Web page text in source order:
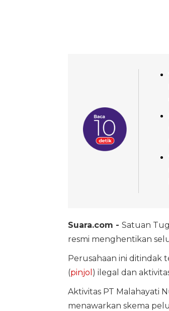
Suara.com - Satuan
resmi menghentikan
Perusahaan ini ditindak
(pinjol ) ilegal dan
Aktivitas PT Malahayati
menawarkan skema